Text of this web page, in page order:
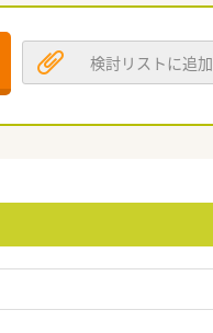
検討リストに追加